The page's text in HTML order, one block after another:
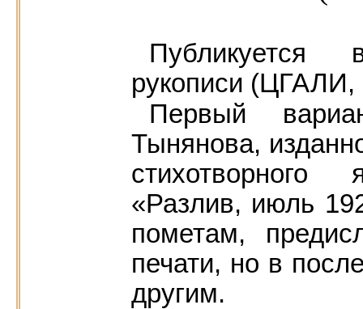
Публикуется
рукописи (ЦГАЛИ,
Первый
Тынянова,
«Разлив, июль
пометам,
печати, но в
другим.